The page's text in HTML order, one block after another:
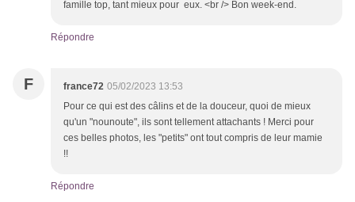
famille top, tant mieux pour eux. <br /> Bon week-end.
Répondre
F france72 05/02/2023 13:53
Pour ce qui est des câlins et de la douceur, quoi de mieux
qu'un "nounoute", ils sont tellement attachants ! Merci pour
ces belles photos, les "petits" ont tout compris de leur mamie
!!
Répondre